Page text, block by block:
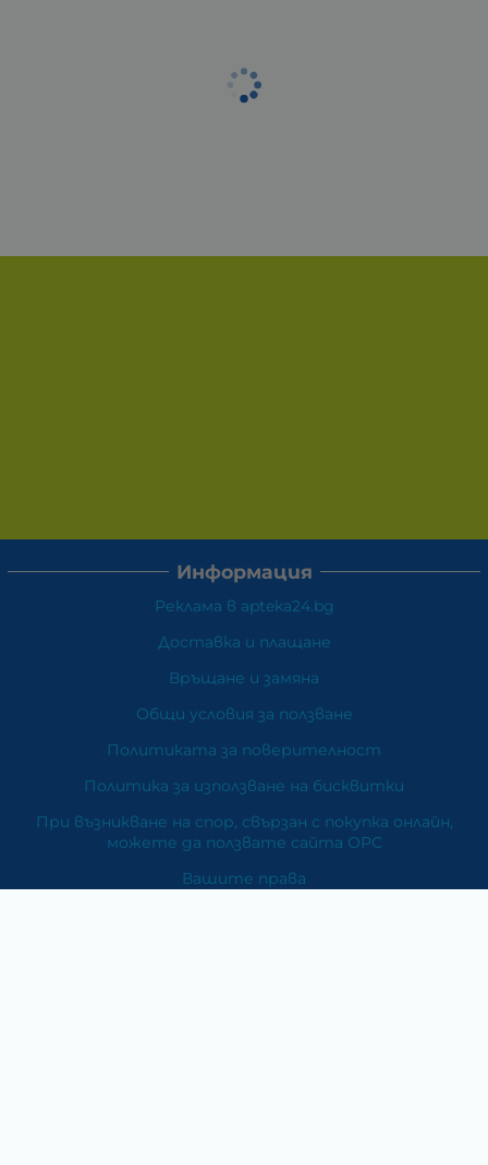
Информация
Реклама в apteka24.bg
Доставка и плащане
Връщане и замяна
Общи условия за ползване
Политиката за поверителност
Политика за използване на бисквитки
При възникване на спор, свързан с покупка онлайн,
можете да ползвате сайта ОРС
Вашите права